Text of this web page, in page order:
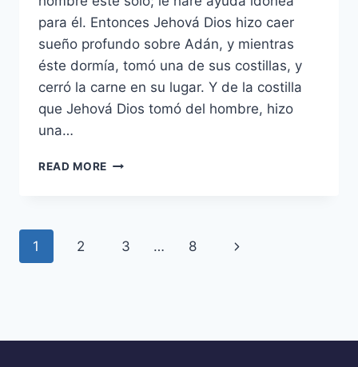
para él. Entonces Jehová Dios hizo caer
sueño profundo sobre Adán, y mientras
éste dormía, tomó una de sus costillas, y
cerró la carne en su lugar. Y de la costilla
que Jehová Dios tomó del hombre, hizo
una…
READ MORE MATRIMONIO???
Page
1 2 3 … 8
Next